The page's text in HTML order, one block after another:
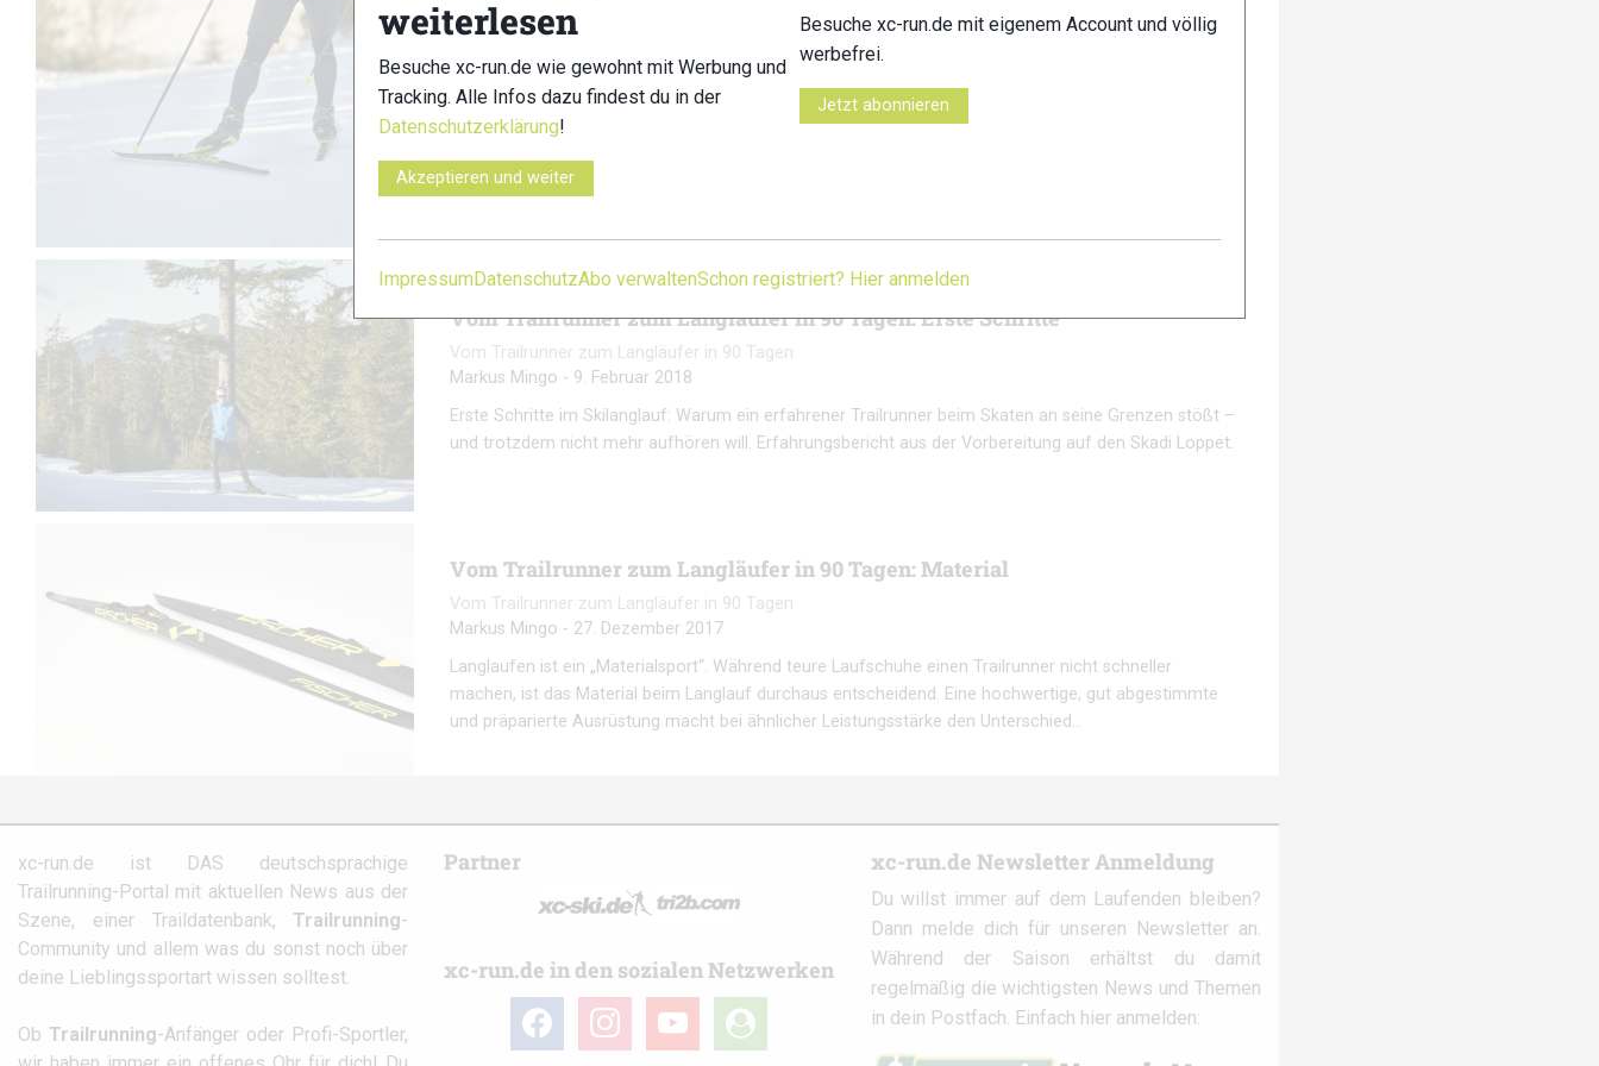
Vom Trailrunner zum Langläufer in 90 Tagen: Es geht voran
Vom Trailrunner zum Langläufer in 90 Tagen
Technik verbessert und sich gezielt auf den Skadi Loppet vorbereitet.
Vom Trailrunner zum Langläufer in 90 Tagen: Erste Schritte
Vom Trailrunner zum Langläufer in 90 Tagen
Markus Mingo - 9. Februar 2018
Erste Schritte im Skilanglauf: Warum ein erfahrener Trailrunner beim Skaten an seine Grenzen stößt –
und trotzdem nicht mehr aufhören will. Erfahrungsbericht aus der Vorbereitung auf den Skadi Loppet.
Vom Trailrunner zum Langläufer in 90 Tagen: Material
Vom Trailrunner zum Langläufer in 90 Tagen
Markus Mingo - 27. Dezember 2017
Langlaufen ist ein „Materialsport“. Während teure Laufschuhe einen Trailrunner nicht schneller
machen, ist das Material beim Langlauf durchaus entscheidend. Eine hochwertige, gut abgestimmte
und präparierte Ausrüstung macht bei ähnlicher Leistungsstärke den Unterschied…
xc-run.de ist DAS deutschsprachige
Trailrunning-Portal mit aktuellen News aus der
Szene, einer Traildatenbank, Trailrunning-
Community und allem was du sonst noch über
deine Lieblingssportart wissen solltest.
Ob Trailrunning-Anfänger oder Profi-Sportler,
Partner
xc-run.de in den sozialen Netzwerken
facebook instagramyoutube
user-
circle
xc-run.de Newsletter Anmeldung
Du willst immer auf dem Laufenden bleiben?
Dann melde dich für unseren Newsletter an.
Während der Saison erhältst du damit
regelmäßig die wichtigsten News und Themen
in dein Postfach. Einfach hier anmelden:
weiterlesen
Besuche xc-run.de wie gewohnt mit Werbung und
Tracking. Alle Infos dazu findest du in der
Datenschutzerklärung!
Akzeptieren und weiter
Besuche xc-run.de mit eigenem Account und völlig
werbefrei.
Jetzt abonnieren
Impressum DatenschutzAbo verwaltenSchon registriert? Hier anmelden